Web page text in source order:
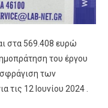
στα 569.408 ευρώ
του έργου
των
τις 12 Ιουνίου 2024 .